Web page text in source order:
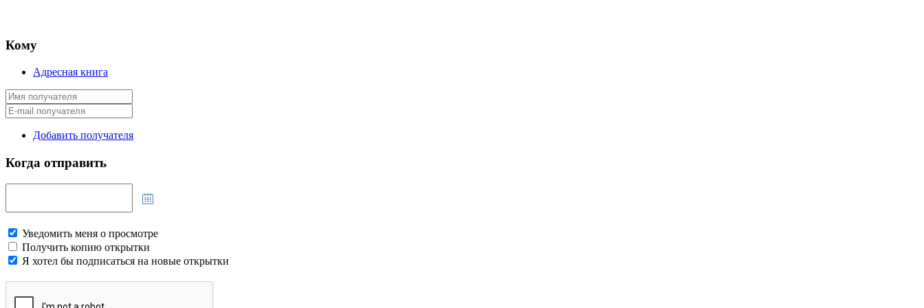
Кому
Адресная книга
Добавить получателя
Когда отправить
Уведомить меня о просмотре
Получить копию открытки
Я хотел бы подписаться на новые открытки